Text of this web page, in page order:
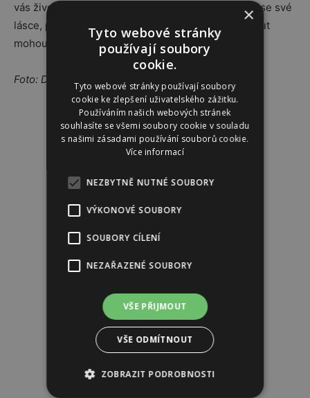
vás život naplněný smyslností. Máte šanci přiblížit se své
lásce, planeta Venuše vám v tom pomůže. Vzniknout
mohou až magické svazky!
Foto: Depositphotos.com
Reklama
×
Tyto webové stránky
používají soubory
cookie.
Tyto webové stránky používají soubory
cookie ke zlepšení uživatelského zážitku.
Používáním našich webových stránek
souhlasíte se všemi soubory cookie v souladu
s našimi zásadami používání souborů cookie.
Více informací
NEZBYTNĚ NUTNÉ SOUBORY
VÝKONOVÉ SOUBORY
SOUBORY CÍLENÍ
NEZAŘAZENÉ SOUBORY
VŠE PŘIJMOUT
VŠE ODMÍTNOUT
ZOBRAZIT PODROBNOSTI